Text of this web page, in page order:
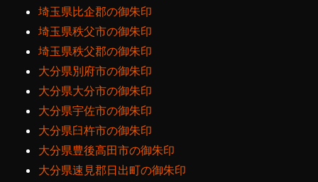
埼玉県比企郡の御朱印
埼玉県秩父市の御朱印
埼玉県秩父郡の御朱印
大分県別府市の御朱印
大分県大分市の御朱印
大分県宇佐市の御朱印
大分県臼杵市の御朱印
大分県豊後高田市の御朱印
大分県速見郡日出町の御朱印